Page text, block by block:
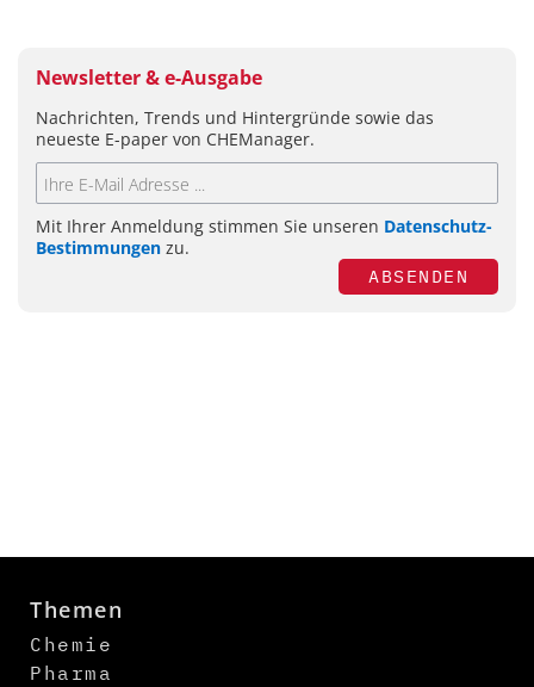
Newsletter & e-Ausgabe
Nachrichten, Trends und Hintergründe sowie das
neueste E-paper von CHEManager.
Mit Ihrer Anmeldung stimmen Sie unseren Datenschutz-
Bestimmungen zu.
ABSENDEN
Themen
Chemie
Pharma